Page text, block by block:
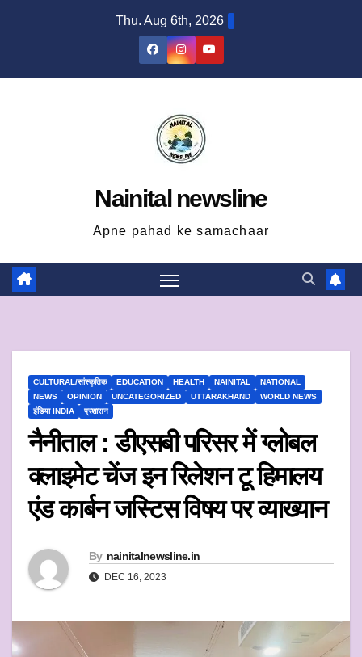
Thu. Aug 6th, 2026
Nainital newsline
Apne pahad ke samachaar
CULTURAL/सांस्कृतिक EDUCATION HEALTH NAINITAL
NATIONAL
NEWS
OPINION UNCATEGORIZED UTTARAKHAND
WORLD NEWS
इंडिया INDIA
प्रशासन
नैनीताल : डीएसबी परिसर में ग्लोबल
क्लाइमेट चेंज इन रिलेशन टू हिमालय
एंड कार्बन जस्टिस विषय पर व्याख्यान
By nainitalnewsline.in
DEC 16, 2023